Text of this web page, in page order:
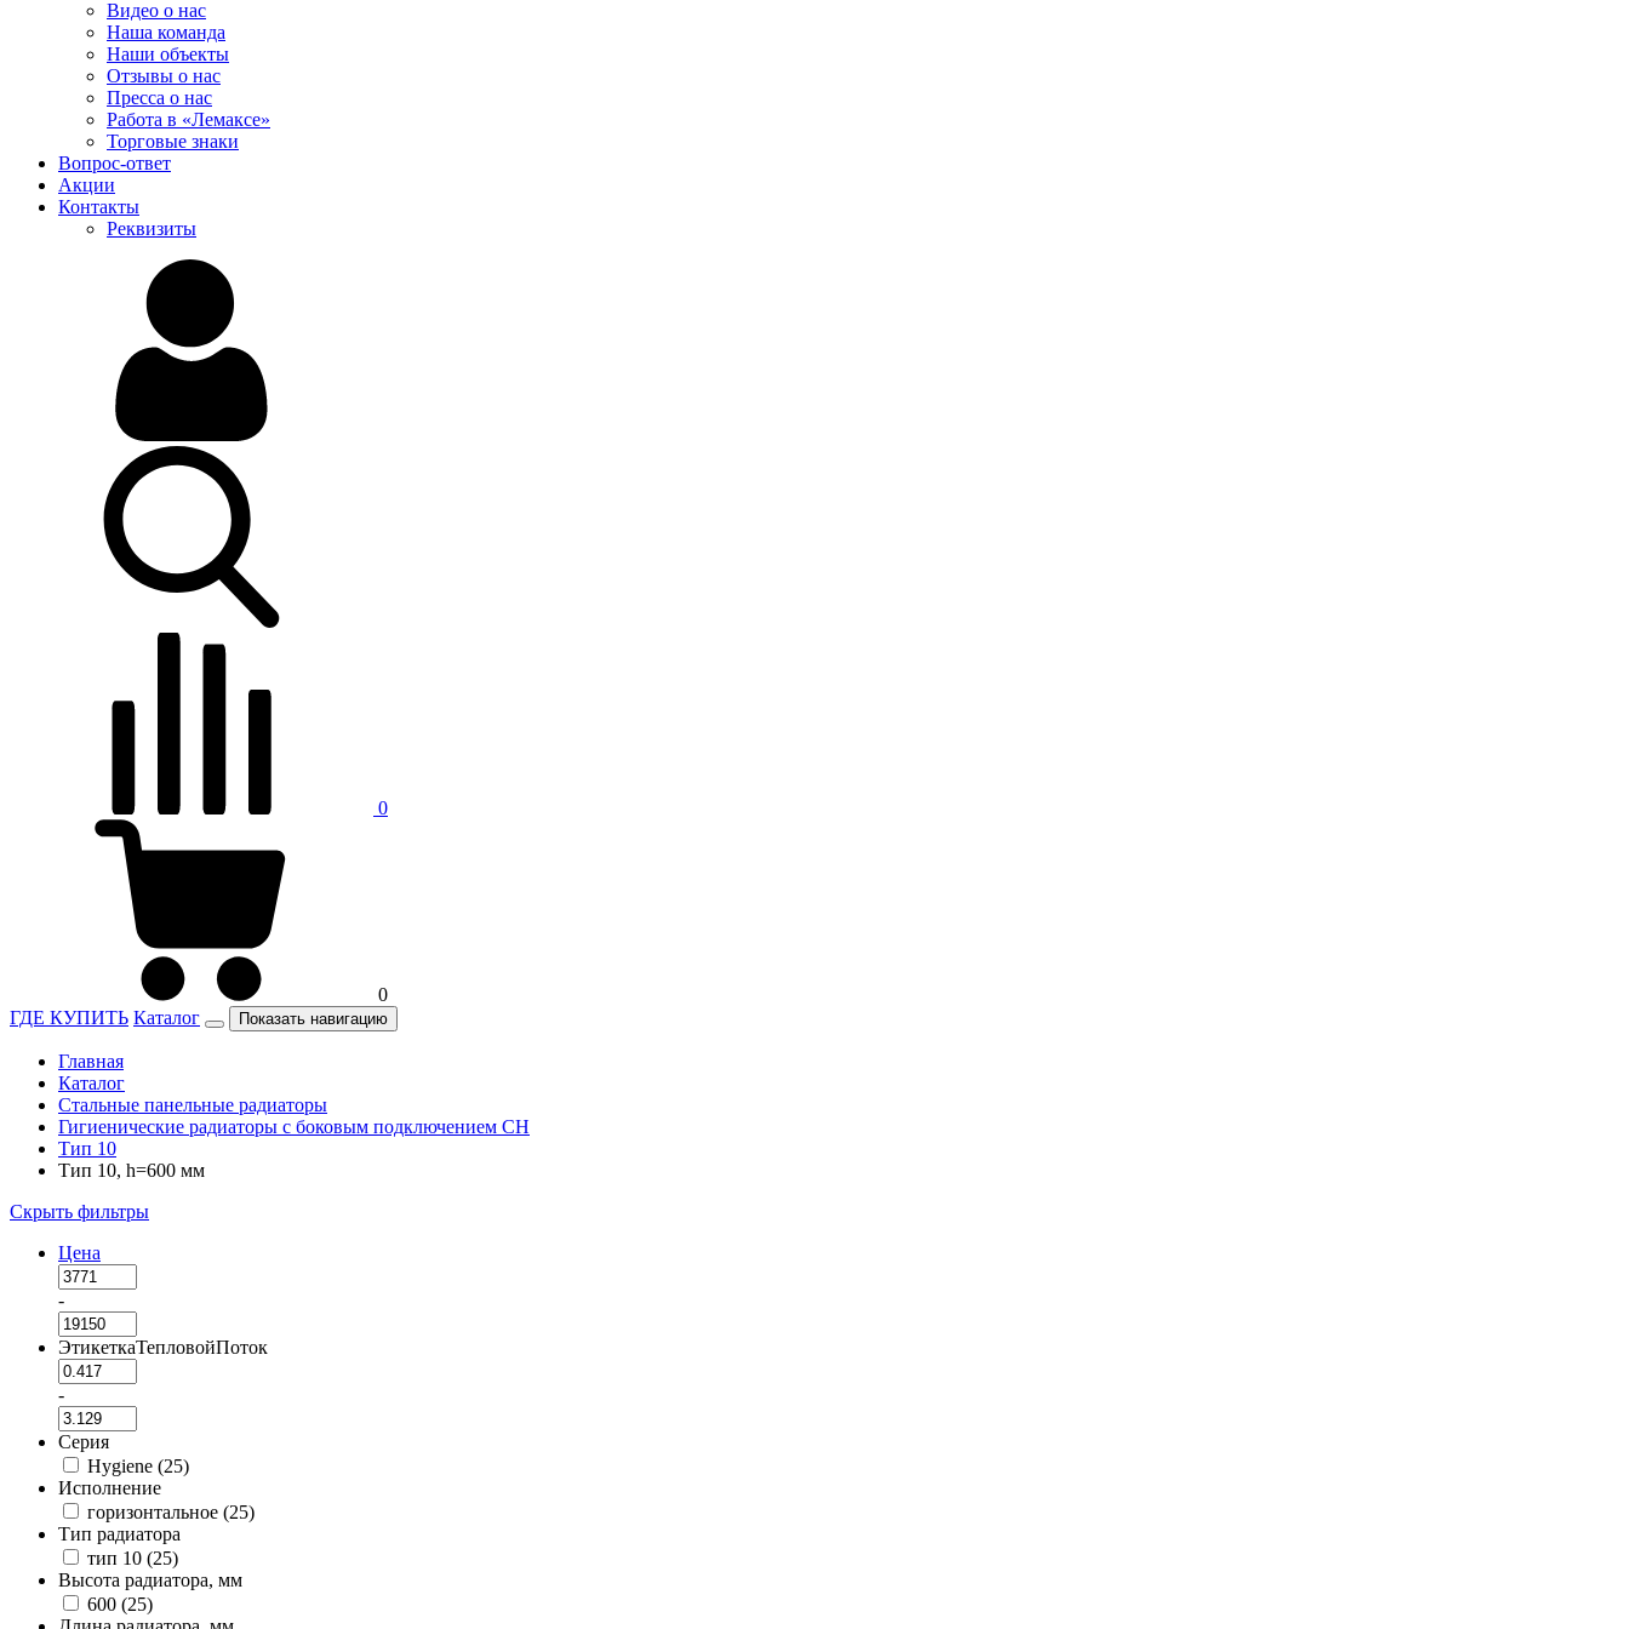
Видео о нас
Наша команда
Наши объекты
Отзывы о нас
Пресса о нас
Работа в «Лемаксе»
Торговые знаки
Вопрос-ответ
Акции
Контакты
Реквизиты
0
0
ГДЕ КУПИТЬ Каталог Показать навигацию
Главная
Каталог
Стальные панельные радиаторы
Гигиенические радиаторы c боковым подключением CH
Тип 10
Тип 10, h=600 мм
Скрыть фильтры
Цена
-
ЭтикеткаТепловойПоток
-
Серия
Hygiene (25)
Исполнение
горизонтальное (25)
Тип радиатора
тип 10 (25)
Высота радиатора, мм
600 (25)